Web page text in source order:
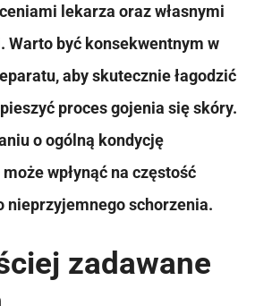
lekarza oraz własnymi
Warto być konsekwentnym w
aby skutecznie łagodzić
proces gojenia się skóry.
o ogólną kondycję
wpłynąć na częstość
nieprzyjemnego schorzenia.
zadawane